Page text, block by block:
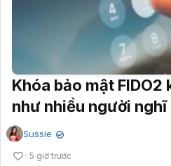
Khóa bảo mật FIDO2
như nhiều người nghĩ
Sussie ✔
5 giờ trước